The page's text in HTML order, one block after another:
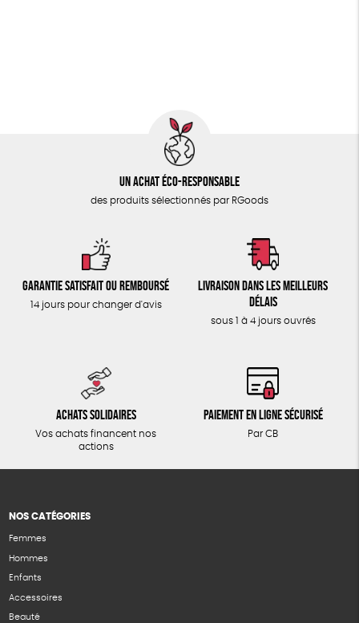
Un achat éco-responsable
des produits sélectionnés par RGoods
Garantie satisfait ou remboursé
14 jours pour changer d'avis
Livraison dans les meilleurs
délais
sous 1 à 4 jours ouvrés
Achats solidaires
Vos achats financent nos
actions
Paiement en ligne sécurisé
Par CB
NOS CATÉGORIES
Femmes
Hommes
Enfants
Accessoires
Beauté